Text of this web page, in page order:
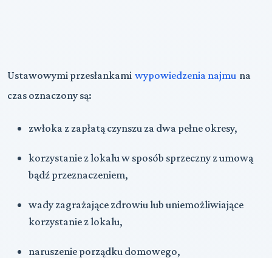
Ustawowymi przesłankami wypowiedzenia najmu na
czas oznaczony są:
zwłoka z zapłatą czynszu za dwa pełne okresy,
korzystanie z lokalu w sposób sprzeczny z umową
bądź przeznaczeniem,
wady zagrażające zdrowiu lub uniemożliwiające
korzystanie z lokalu,
naruszenie porządku domowego,